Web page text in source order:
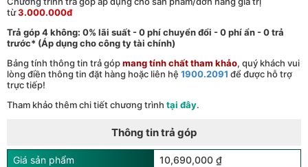
từ3.000.000đ
Trả góp 4 không: 0% lãi suất - 0 phí chuyển đổi - 0 phí ẩn - 0 trả
trước* (Áp dụng cho công ty tài chính)
Bảng tính thông tin trả gópmang tính chất tham khảo, quý khách vui
lòng điền thông tin đặt hàng hoặc liên hệ 1900.2091 để được hỗ trợ
trực tiếp!
Tham khảo thêm chi tiết chương trình tại đây.
Thông tin trả góp
Giá sản phẩm
10,690,000 ₫